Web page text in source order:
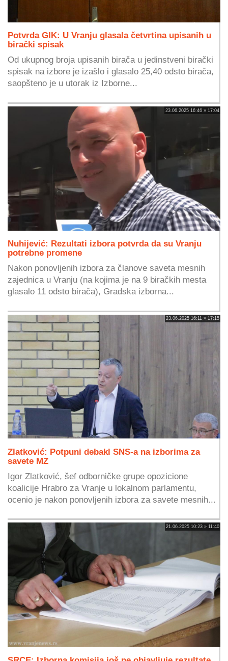
Potvrda GIK: U Vranju glasala četvrtina upisanih u
birački spisak
Od ukupnog broja upisanih birača u jedinstveni birački
spisak na izbore je izašlo i glasalo 25,40 odsto birača,
saopšteno je u utorak iz Izborne...
23.06.2025 16:46 » 17:04
Nuhijević: Rezultati izbora potvrda da su Vranju
potrebne promene
Nakon ponovljenih izbora za članove saveta mesnih
zajednica u Vranju (na kojima je na 9 biračkih mesta
glasalo 11 odsto birača), Gradska izborna...
23.06.2025 16:11 » 17:15
Zlatković: Potpuni debakl SNS-a na izborima za
savete MZ
Igor Zlatković, šef odborničke grupe opozicione
koalicije Hrabro za Vranje u lokalnom parlamentu,
ocenio je nakon ponovljenih izbora za savete mesnih...
21.06.2025 10:23 » 11:40